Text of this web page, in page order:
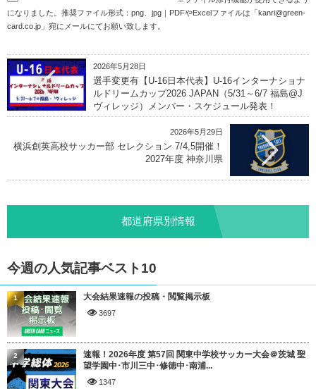
になりました。推奨ファイル形式：png、jpg｜PDFやExcelファイルは「kanri@green-
card.co.jp 」宛にメールにてお願い致します。
2026年5月28日
選手変更有【U-16日本代表】U-16インターナショナ
ルドリームカップ2026 JAPAN（5/31～6/7 福島@J
ヴィレッジ）メンバー・スケジュール発表！
2026年5月29日
横浜創英高校サッカー部 セレクション 7/4,5開催！
2027年度 神奈川県
都道府県別情報
今週の人気記事ベスト10
大会結果速報の投稿・閲覧掲示板
3697
1
速報！2026年度 第57回 関東中学校サッカー大会＠茨城 聖
望学園中･市川三中･修徳中･南浦...
1347
2